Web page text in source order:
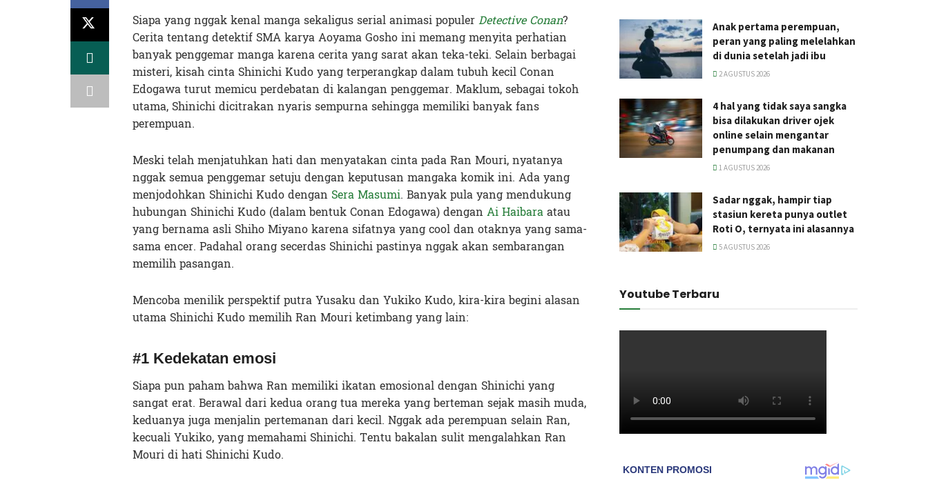
Siapa yang nggak kenal manga sekaligus serial animasi populerDetective Conan?
Cerita tentang detektif SMA karya Aoyama Gosho ini memang menyita perhatian
banyak penggemar manga karena cerita yang sarat akan teka-teki. Selain berbagai
misteri, kisah cinta Shinichi Kudo yang terperangkap dalam tubuh kecil Conan
Edogawa turut memicu perdebatan di kalangan penggemar. Maklum, sebagai tokoh
utama, Shinichi dicitrakan nyaris sempurna sehingga memiliki banyak fans
perempuan.
Meski telah menjatuhkan hati dan menyatakan cinta pada Ran Mouri, nyatanya
nggak semua penggemar setuju dengan keputusan mangaka komik ini. Ada yang
menjodohkan Shinichi Kudo dengan Sera Masumi. Banyak pula yang mendukung
hubungan Shinichi Kudo (dalam bentuk Conan Edogawa) dengan Ai Haibaraatau
yang bernama asli Shiho Miyano karena sifatnya yang cool dan otaknya yang sama-
sama encer. Padahal orang secerdas Shinichi pastinya nggak akan sembarangan
memilih pasangan.
Mencoba menilik perspektif putra Yusaku dan Yukiko Kudo, kira-kira begini alasan
utama Shinichi Kudo memilih Ran Mouri ketimbang yang lain:
#1 Kedekatan emosi
Siapa pun paham bahwa Ran memiliki ikatan emosional dengan Shinichi yang
sangat erat. Berawal dari kedua orang tua mereka yang berteman sejak masih muda,
keduanya juga menjalin pertemanan dari kecil. Nggak ada perempuan selain Ran,
kecuali Yukiko, yang memahami Shinichi. Tentu bakalan sulit mengalahkan Ran
Mouri di hati Shinichi Kudo.
Anak pertama perempuan,
peran yang paling melelahkan
di dunia setelah jadi ibu
2 AGUSTUS 2026
4 hal yang tidak saya sangka
bisa dilakukan driver ojek
online selain mengantar
penumpang dan makanan
1 AGUSTUS 2026
Sadar nggak, hampir tiap
stasiun kereta punya outlet
Roti O, ternyata ini alasannya
5 AGUSTUS 2026
Youtube Terbaru